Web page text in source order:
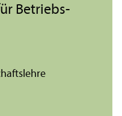
Betriebs­